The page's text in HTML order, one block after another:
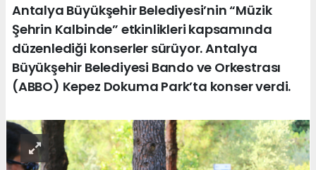
Antalya Büyükşehir Belediyesi’nin “Müzik
Şehrin Kalbinde” etkinlikleri kapsamında
düzenlediği konserler sürüyor. Antalya
Büyükşehir Belediyesi Bando ve Orkestrası
(ABBO) Kepez Dokuma Park’ta konser verdi.